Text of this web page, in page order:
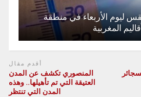
ليوم الأربعاء في منطقة
المغربية
أقدم مقال
المنصوري تكشف عن المدن
العتيقة التي تم تأهيلها.. وهذه
المدن التي تنتظر